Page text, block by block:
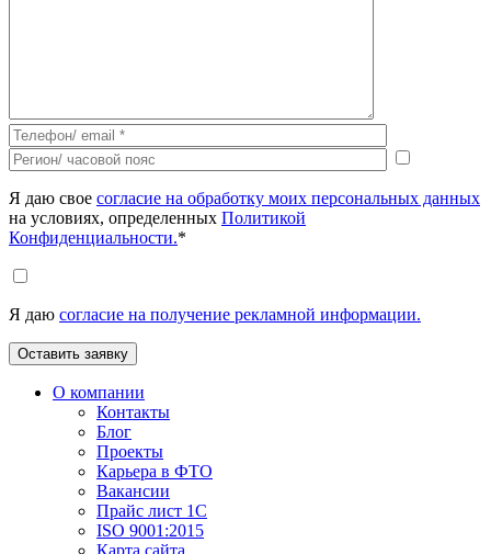
Я даю свое согласие на обработку моих персональных данных
на условиях, определенных Политикой
Конфиденциальности.*
Я даю согласие на получение рекламной информации.
О компании
Контакты
Блог
Проекты
Карьера в ФТО
Вакансии
Прайс лист 1С
ISO 9001:2015